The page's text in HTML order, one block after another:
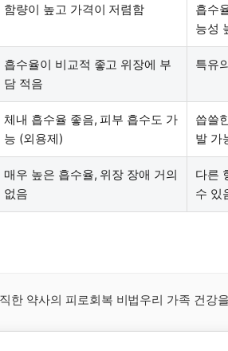
함량이 높고 가격이 저렴함
흡수
능성
흡수율이 비교적 좋고 위장에 부
담 적음
특유
체내 흡수율 좋음, 피부 흡수도 가
능 (외용제)
씁쓸
발 가
매우 높은 흡수율, 위장 장애 거의
없음
다른
수 있
한 약사의 피로회복 비법우리 가족 건강